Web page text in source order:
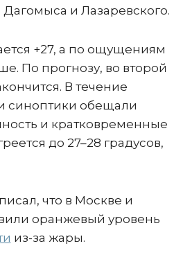
и Лазаревского.
+27, а по ощущениям
По прогнозу, во второй
В течение
синоптики обещали
и кратковременные
до 27–28 градусов,
что в Москве и
оранжевый уровень
из-за жары.